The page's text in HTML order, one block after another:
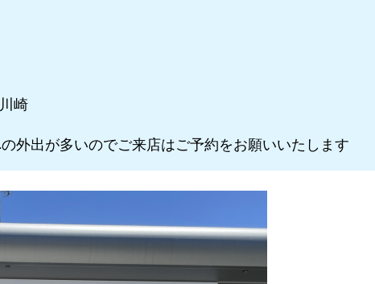
崎
外出が多いのでご来店はご予約をお願いいたします